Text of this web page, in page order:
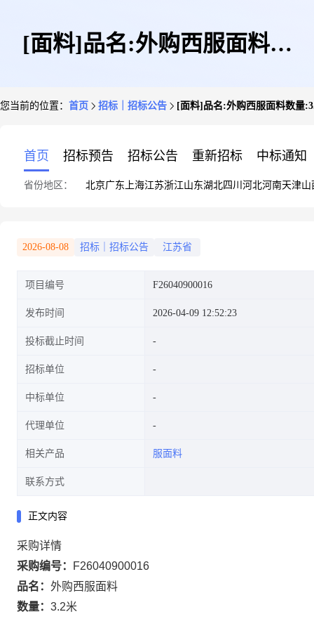
[面料]品名:外购西服面料数
您当前的位置： 首页 招标｜招标公告 [面料]品名:外购西服面料数量
首页 招标预告 招标公告 重新招标 中标通知
省份地区： 北京广东 上海江苏浙江山东湖北四川 河北河南天津山
2026-08-08 招标｜招标公告 江苏省
项目编号 F26040900016
发布时间 2026-04-09 12:52:23
投标截止时间
招标单位
中标单位
代理单位
相关产品 服面料
联系方式
正文内容
采购详情
采购编号：
F26040900016
品名： 外购西服面料
数量： 3.2米